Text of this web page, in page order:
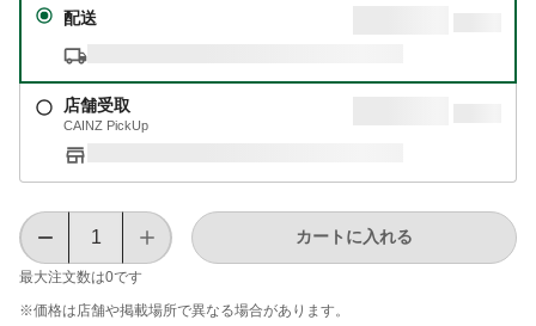
配送
店舗受取
CAINZ PickUp
最大注文数は0です
カートに入れる
※価格は​店舗や​掲載場所で​異なる​場合が​あります。